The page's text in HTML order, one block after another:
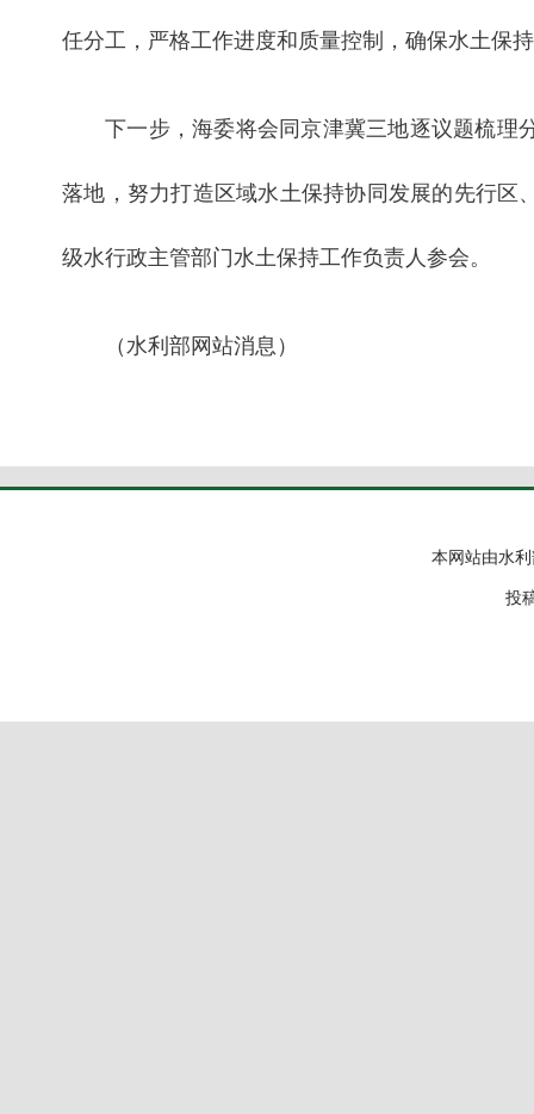
任分工，严格工作进度和质量控制，确保水土保
下一步，海委将会同京津冀三地逐议题梳理
落地，努力打造区域水土保持协同发展的先行区
级水行政主管部门水土保持工作负责人参会。
（水利部网站消息）
本网站由水
投